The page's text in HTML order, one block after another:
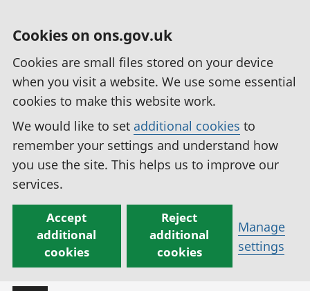
Cookies on ons.gov.uk
Cookies are small files stored on your device
when you visit a website. We use some essential
cookies to make this website work.
We would like to set additional cookies to
remember your settings and understand how
you use the site. This helps us to improve our
services.
Accept
additional
cookies
Reject
additional
cookies
Manage
settings